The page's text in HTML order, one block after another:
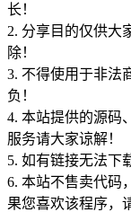
长！
2. 分享目的仅供大
除！
3. 不得使用于非法
负！
4. 本站提供的源码
服务请大家谅解！
5. 如有链接无法下
6. 本站不售卖代码
果您喜欢该程序，